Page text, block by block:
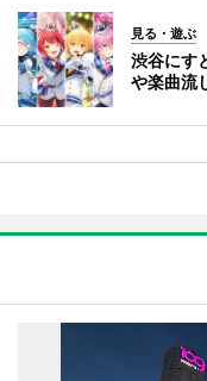
見る・遊ぶ
渋谷にす
や楽曲流